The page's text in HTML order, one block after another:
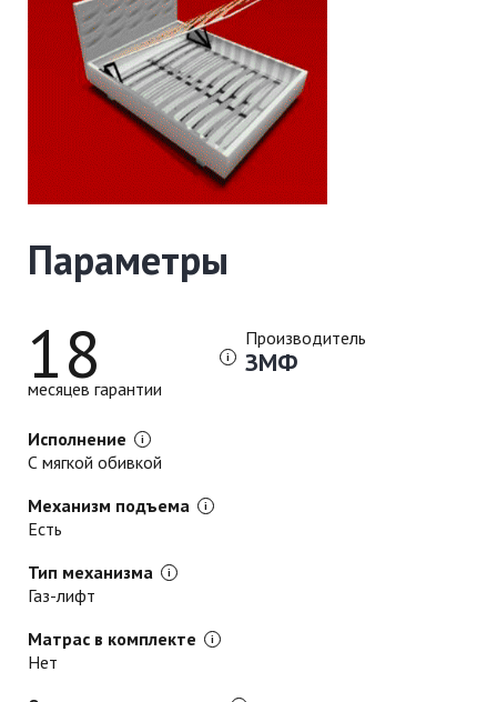
Параметры
Исполнение
С мягкой обивкой
Механизм подъема
Есть
Тип механизма
Газ-лифт
Матрас в комплекте
Нет
Производитель
ЗМФ
18
месяцев гарантии